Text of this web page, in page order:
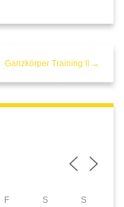
Ganzkörper Training II →
F S S